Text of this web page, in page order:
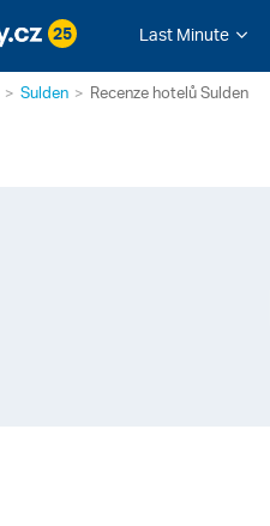
25 Last Minute
Sulden Recenze hotelů Sulden